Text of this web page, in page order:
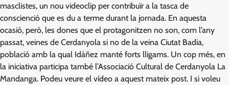
masclistes, un nou videoclip per contribuïr a la tasca de
conscienció que es du a terme durant la jornada. En aquesta
ocasió, però, les dones que el protagonitzen no son, com l’any
passat, veines de Cerdanyola si no de la veina Ciutat Badia,
població amb la qual Idáñez manté forts lligams. Un cop més, en
la iniciativa participa també l’Associació Cultural de Cerdanyola La
Mandanga. Podeu veure el vídeo a aquest mateix post. I si voleu